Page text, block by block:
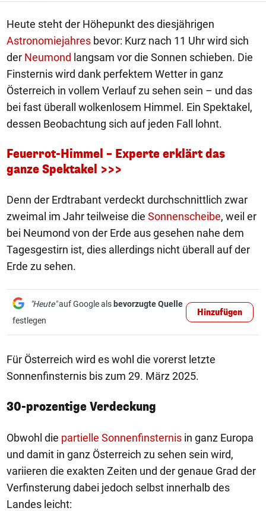
Heute steht der Höhepunkt des diesjährigen
Astronomiejahres bevor: Kurz nach 11 Uhr wird sich
der Neumond langsam vor die Sonnen schieben. Die
Finsternis wird dank perfektem Wetter in ganz
Österreich in vollem Verlauf zu sehen sein – und das
bei fast überall wolkenlosem Himmel. Ein Spektakel,
dessen Beobachtung sich auf jeden Fall lohnt.
Feuerrot-Himmel – Experte erklärt das
ganze Spektakel >>>
Denn der Erdtrabant verdeckt durchschnittlich zwar
zweimal im Jahr teilweise die Sonnenscheibe, weil er
bei Neumond von der Erde aus gesehen nahe dem
Tagesgestirn ist, dies allerdings nicht überall auf der
Erde zu sehen.
"Heute"auf Google als bevorzugte Quelle
festlegen
Hinzufügen
Für Österreich wird es wohl die vorerst letzte
Sonnenfinsternis bis zum 29. März 2025.
30-prozentige Verdeckung
Obwohl die partielle Sonnenfinsternis in ganz Europa
und damit in ganz Österreich zu sehen sein wird,
variieren die exakten Zeiten und der genaue Grad der
Verfinsterung dabei jedoch selbst innerhalb des
Landes leicht: